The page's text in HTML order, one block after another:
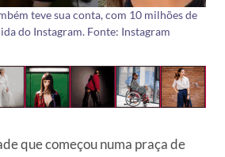
teve sua conta, com 10 milhões de
do Instagram. Fonte: Instagram
que começou numa praça de